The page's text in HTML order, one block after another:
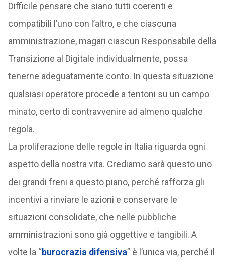
Difficile pensare che siano tutti coerenti e
compatibili l’uno con l’altro, e che ciascuna
amministrazione, magari ciascun Responsabile della
Transizione al Digitale individualmente, possa
tenerne adeguatamente conto. In questa situazione
qualsiasi operatore procede a tentoni su un campo
minato, certo di contravvenire ad almeno qualche
regola.
La proliferazione delle regole in Italia riguarda ogni
aspetto della nostra vita. Crediamo sarà questo uno
dei grandi freni a questo piano, perché rafforza gli
incentivi a rinviare le azioni e conservare le
situazioni consolidate, che nelle pubbliche
amministrazioni sono già oggettive e tangibili. A
volte la “burocrazia difensiva” è l’unica via, perché il